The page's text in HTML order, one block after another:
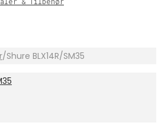
/Shure BLX14R/SM35